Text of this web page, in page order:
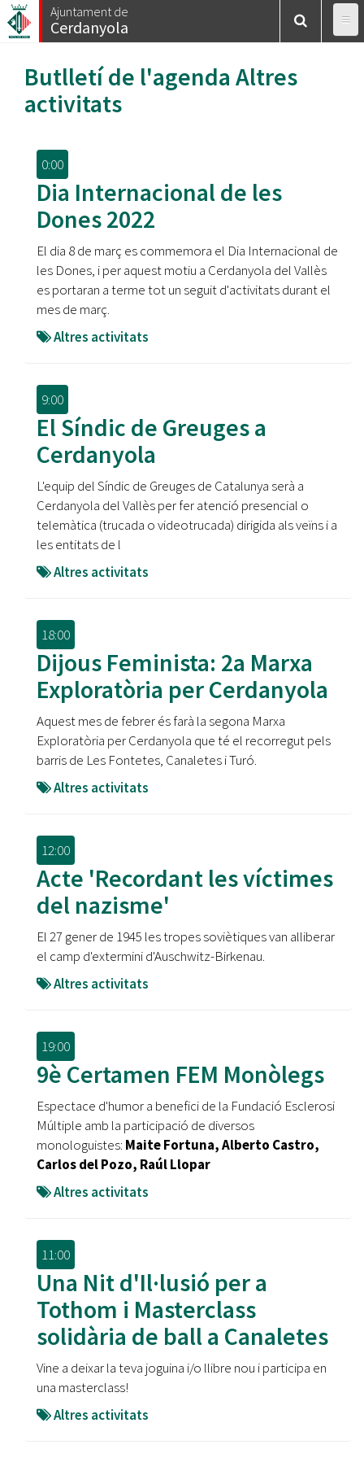
Vés
al
Ajuntament de
Cerdanyola
Butlletí de l'agenda Altres
activitats
0:00
Dia Internacional de les
Dones 2022
El dia 8 de març es commemora el Dia Internacional de
les Dones, i per aquest motiu a Cerdanyola del Vallès
es portaran a terme tot un seguit d'activitats durant el
mes de març.
Altres activitats
9:00
El Síndic de Greuges a
Cerdanyola
L'equip del Síndic de Greuges de Catalunya serà a
Cerdanyola del Vallès per fer atenció presencial o
telemàtica (trucada o videotrucada) dirigida als veïns i a
les entitats de l
Altres activitats
18:00
Dijous Feminista: 2a Marxa
Exploratòria per Cerdanyola
Aquest mes de febrer és farà la segona Marxa
Exploratòria per Cerdanyola que té el recorregut pels
barris de Les Fontetes, Canaletes i Turó.
Altres activitats
12:00
Acte 'Recordant les víctimes
del nazisme'
El 27 gener de 1945 les tropes soviètiques van alliberar
el camp d'extermini d'Auschwitz-Birkenau.
Altres activitats
19:00
9è Certamen FEM Monòlegs
Espectace d'humor a benefici de la Fundació Esclerosi
Múltiple amb la participació de diversos
monologuistes: Maite Fortuna, Alberto Castro,
Carlos del Pozo, Raúl Llopar
Altres activitats
11:00
Una Nit d'Il·lusió per a
Tothom i Masterclass
solidària de ball a Canaletes
Vine a deixar la teva joguina i/o llibre nou i participa en
una masterclass!
Altres activitats